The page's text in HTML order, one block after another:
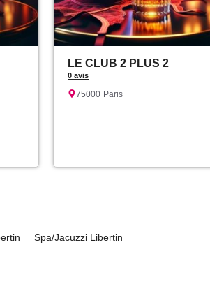
LE CLUB 2 PLUS 2
0 avis
75000 Paris
Spa/Jacuzzi Libertin